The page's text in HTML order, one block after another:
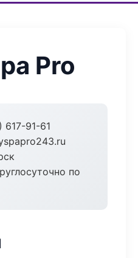
Pro
617-91-61
по